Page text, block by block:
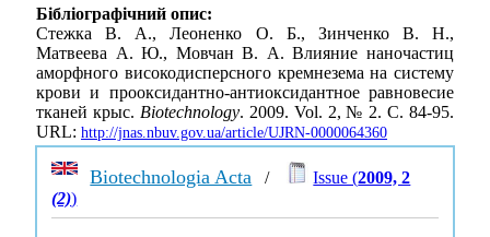
Бібліографічний опис:
Стежка В. А., Леоненко О. Б., Зинченко В. Н.,
Матвеева А. Ю., Мовчан В. А. Влияние наночастиц
аморфного високодисперсного кремнезема на систему
крови и прооксидантно-антиоксидантное равновесие
тканей крыс. Biotechnology. 2009. Vol. 2, № 2. С. 84-95.
URL: http://jnas.nbuv.gov.ua/article/UJRN-0000064360
Biotechnologia Acta / Issue (2009, 2
(2))